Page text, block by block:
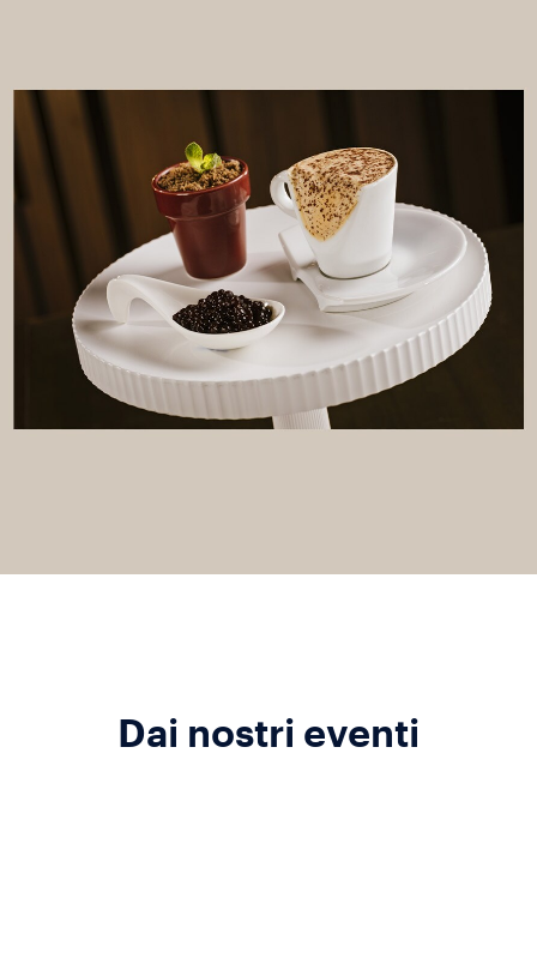
Dai nostri eventi